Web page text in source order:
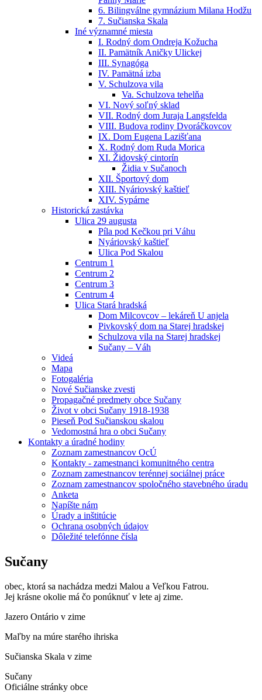
6. Bilingválne gymnázium Milana Hodžu
7. Sučianska Skala
Iné významné miesta
I. Rodný dom Ondreja Kožucha
II. Pamätník Aničky Ulickej
III. Synagóga
IV. Pamätná izba
V. Schulzova vila
Va. Schulzova tehelňa
VI. Nový soľný sklad
VII. Rodný dom Juraja Langsfelda
VIII. Budova rodiny Dvoráčkovcov
IX. Dom Eugena Lazišťana
X. Rodný dom Ruda Morica
XI. Židovský cintorín
Židia v Sučanoch
XII. Športový dom
XIII. Nyáriovský kaštieľ
XIV. Sypárne
Historická zastávka
Ulica 29 augusta
Píla pod Kečkou pri Váhu
Nyáriovský kaštieľ
Ulica Pod Skalou
Centrum 1
Centrum 2
Centrum 3
Centrum 4
Ulica Stará hradská
Dom Milcovcov – lekáreň U anjela
Pivkovský dom na Starej hradskej
Schulzova vila na Starej hradskej
Sučany – Váh
Videá
Mapa
Fotogaléria
Nové Sučianske zvesti
Propagačné predmety obce Sučany
Život v obci Sučany 1918-1938
Pieseň Pod Sučianskou skalou
Vedomostná hra o obci Sučany
Kontakty a úradné hodiny
Zoznam zamestnancov OcÚ
Kontakty - zamestnanci komunitného centra
Zoznam zamestnancov terénnej sociálnej práce
Zoznam zamestnancov spoločného stavebného úradu
Anketa
Napíšte nám
Úrady a inštitúcie
Ochrana osobných údajov
Dôležité telefónne čísla
Sučany
obec, ktorá sa nachádza medzi Malou a Veľkou Fatrou.
Jej krásne okolie má čo ponúknuť v lete aj zime.
Jazero Ontário v zime
Maľby na múre starého ihriska
Sučianska Skala v zime
Sučany
Oficiálne stránky obce